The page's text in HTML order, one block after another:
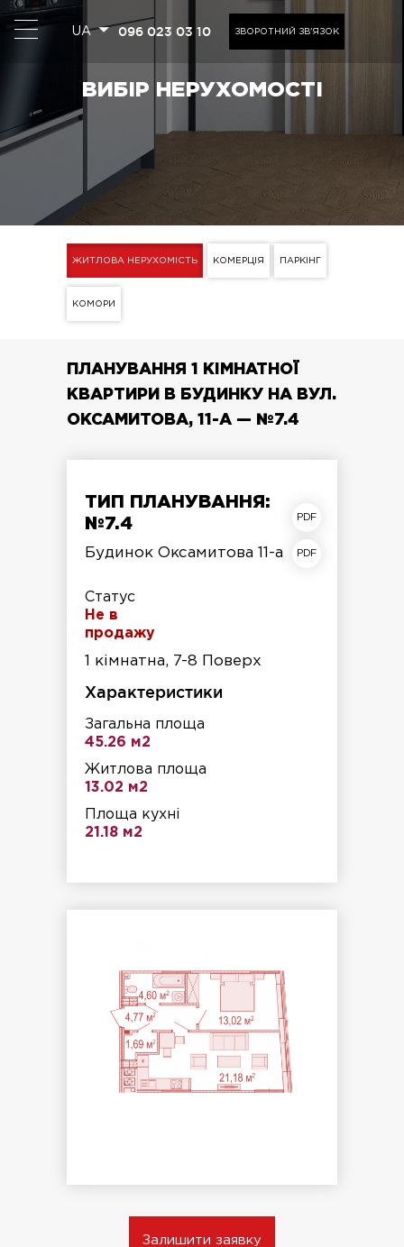
UA 096 023 03 10 ЗВОРОТНИЙ ЗВ'ЯЗОК
ВИБІР НЕРУХОМОСТІ
ЖИТЛОВА НЕРУХОМІСТЬ КОМЕРЦІЯ ПАРКІНГ
КОМОРИ
ПЛАНУВАННЯ 1 КІМНАТНОЇ
КВАРТИРИ В БУДИНКУ НА ВУЛ.
ОКСАМИТОВА, 11-А — №7.4
ТИП ПЛАНУВАННЯ:
№7.4
Будинок Оксамитова 11-а
Статус
Не в
продажу
1 кімнатна, 7-8 Поверх
Характеристики
Загальна площа
45.26 м2
Житлова площа
13.02 м2
Площа кухні
21.18 м2
план квартири
план поверху
Залишити заявку